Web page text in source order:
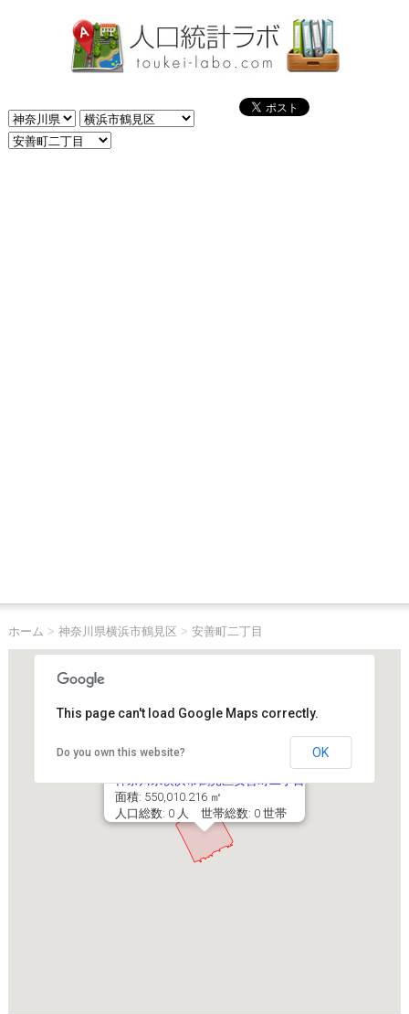
ホーム > 神奈川県横浜市鶴見区 > 安善町二丁目
神奈川県横浜市鶴見区安善町二丁目
面積: 550,010.216 ㎡
人口総数: 0 人 世帯総数: 0 世帯
This page can't load Google Maps correctly.
Do you own this website? OK